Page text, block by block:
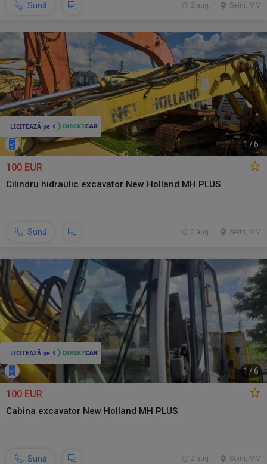
Sună Seini, MM
2 aug.
1 /6
100 EUR
Cilindru hidraulic excavator New Holland MH PLUS
Sună Seini, MM
2 aug.
1 /6
100 EUR
Cabina excavator New Holland MH PLUS
Sună Seini, MM
2 aug.